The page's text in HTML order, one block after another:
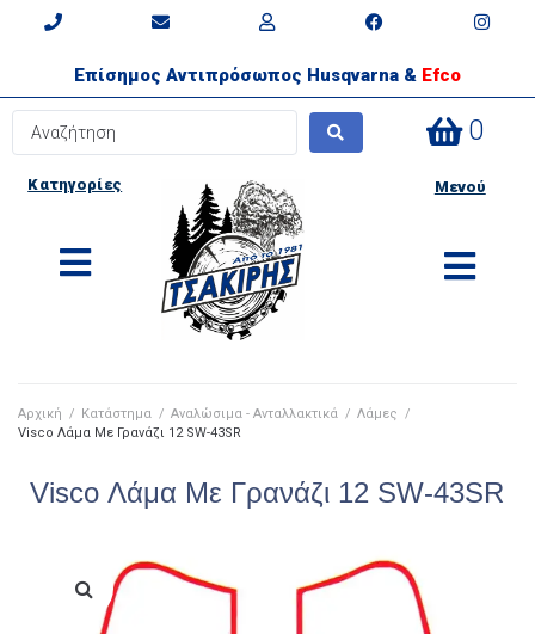
Επίσημος Αντιπρόσωπος Husqvarna & Efco
0
Κατηγορίες Μενού
Αρχική / Κατάστημα / Αναλώσιμα - Ανταλλακτικά / Λάμες /
Visco Λάμα Με Γρανάζι 12 SW-43SR
Visco Λάμα Με Γρανάζι 12 SW-43SR